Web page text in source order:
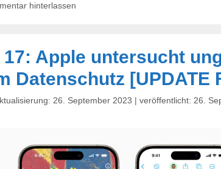
hinterlassen
17: Apple untersucht
Datenschutz [UPDATE
26. September 2023 26.